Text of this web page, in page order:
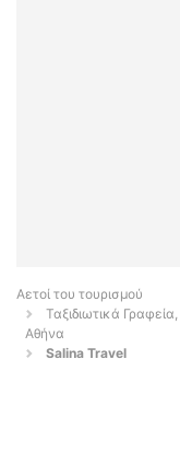
Αετοί του τουρισμού
Ταξιδιωτικά
Αθήνα
Salina Travel